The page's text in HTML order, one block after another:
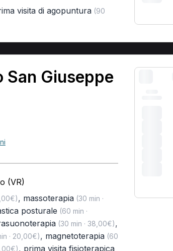
visita di agopuntura(90
San Giuseppe
(VR)
, massoterapia(30 min ·
posturale (60 min ·
(30 min · 38,00€),
· 20,00€), magnetoterapia(60
, prima visita fisioterapica